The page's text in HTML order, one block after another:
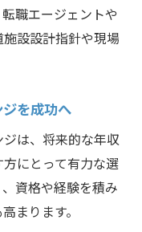
職エージェントや
設設計指針や現場
を成功へ
は、将来的な年収
にとって有力な選
資格や経験を積み
まります。